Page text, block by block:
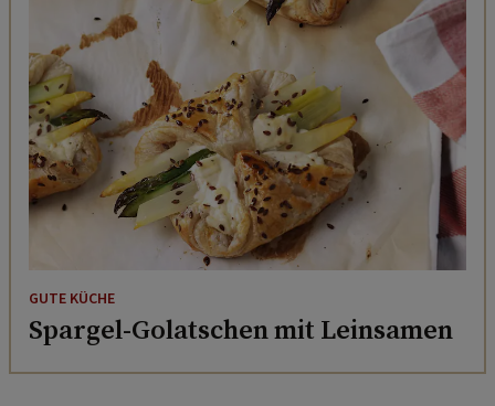
GUTE KÜCHE
Spargel-Golatschen mit Leinsamen